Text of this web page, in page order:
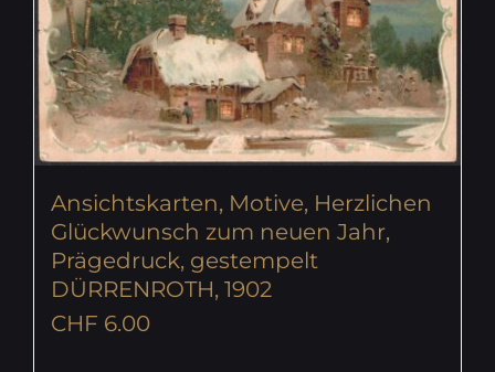
Ansichtskarten, Motive, Herzlichen
Glückwunsch zum neuen Jahr,
Prägedruck, gestempelt
DÜRRENROTH, 1902
CHF 6.00